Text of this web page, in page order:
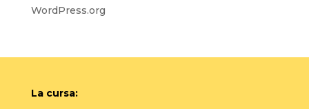
WordPress.org
La cursa: